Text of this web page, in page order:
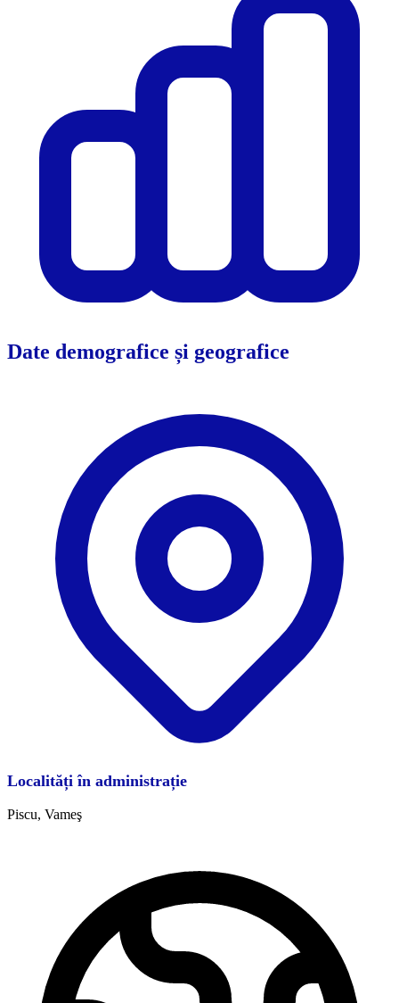
Date demografice și geografice
Localități în administrație
Piscu, Vameş